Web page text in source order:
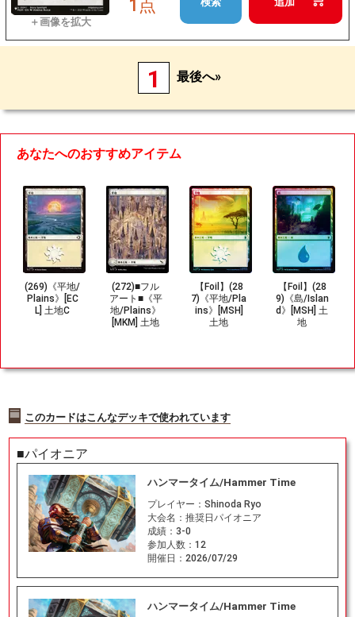
1点
1 最後へ»
あなたへのおすすめアイテム
(269)《平地/
Plains》[EC
L] 土地C
(272)■フル
アート■《平
地/Plains》
[MKM] 土地
【Foil】(28
7)《平地/Pla
ins》[MSH]
土地
【Foil】(28
9)《島/Islan
d》[MSH] 土
地
このカードはこんなデッキで使われています
■パイオニア
ハンマータイム/Hammer Time
プレイヤー： Shinoda Ryo
大会名： 推奨日パイオニア
成績： 3-0
参加人数： 12
開催日： 2026/07/29
ハンマータイム/Hammer Time